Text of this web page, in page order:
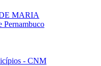
MARIA
Pernambuco
- CNM